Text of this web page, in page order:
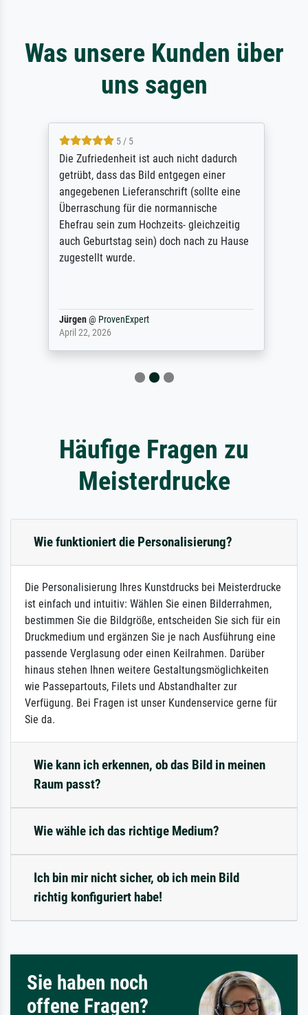
Was unsere Kunden über
uns sagen
5 / 5
Die Zufriedenheit ist auch nicht dadurch
getrübt, dass das Bild entgegen einer
angegebenen Lieferanschrift (sollte eine
Überraschung für die normannische
Ehefrau sein zum Hochzeits- gleichzeitig
auch Geburtstag sein) doch nach zu Hause
zugestellt wurde.
Jürgen@ ProvenExpert
April 22, 2026
Häufige Fragen zu
Meisterdrucke
Wie funktioniert die Personalisierung?
Die Personalisierung Ihres Kunstdrucks bei Meisterdrucke
ist einfach und intuitiv: Wählen Sie einen Bilderrahmen,
bestimmen Sie die Bildgröße, entscheiden Sie sich für ein
Druckmedium und ergänzen Sie je nach Ausführung eine
passende Verglasung oder einen Keilrahmen. Darüber
hinaus stehen Ihnen weitere Gestaltungsmöglichkeiten
wie Passepartouts, Filets und Abstandhalter zur
Verfügung. Bei Fragen ist unser Kundenservice gerne für
Sie da.
Wie kann ich erkennen, ob das Bild in meinen
Raum passt?
Wie wähle ich das richtige Medium?
Ich bin mir nicht sicher, ob ich mein Bild
richtig konfiguriert habe!
Sie haben noch
offene Fragen?